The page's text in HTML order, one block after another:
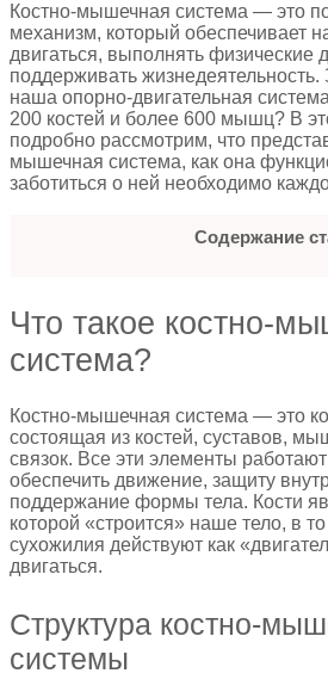
Костно-мышечная система — это
механизм, который обеспечивает
двигаться, выполнять физические
поддерживать жизнедеятельность.
наша опорно-двигательная
200 костей и более 600 мышц? В
подробно рассмотрим, что
мышечная система, как она
заботиться о ней необходимо
Содержание
Что такое костно-
система?
Костно-мышечная система — это
состоящая из костей, суставов,
связок. Все эти элементы
обеспечить движение, защиту
поддержание формы тела. Кости
которой «строится» наше тело, в
сухожилия действуют как
двигаться.
Структура костно-
системы